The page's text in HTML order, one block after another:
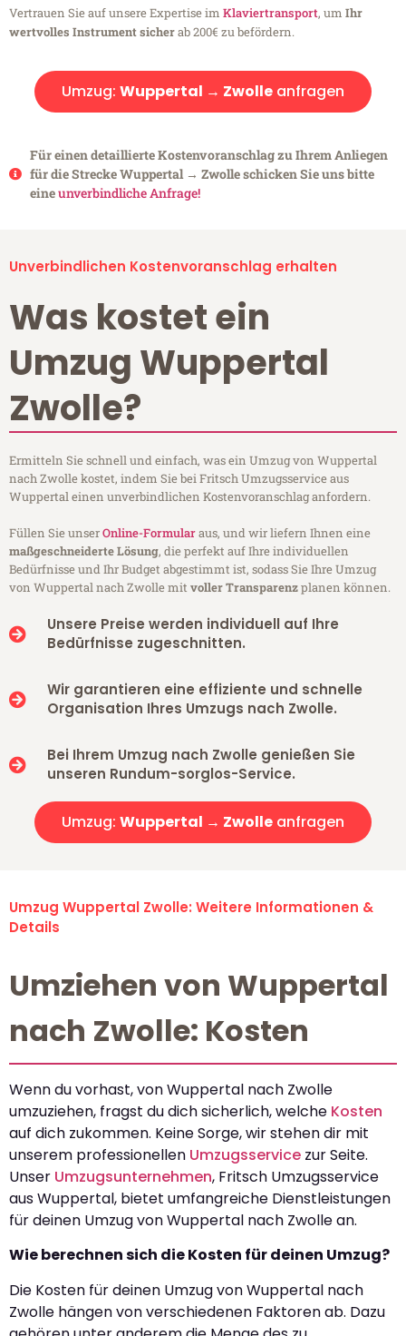
Vertrauen Sie auf unsere Expertise im Klaviertransport, um Ihr
wertvolles Instrument sicherab 200€ zu befördern.
Umzug: Wuppertal → Zwolle anfragen
Für einen detaillierte Kostenvoranschlag zu Ihrem Anliegen
für die Strecke Wuppertal → Zwolle schicken Sie uns bitte
eineunverbindliche Anfrage!
Unverbindlichen Kostenvoranschlag erhalten
Was kostet ein
Umzug Wuppertal
Zwolle?
Ermitteln Sie schnell und einfach, was ein Umzug von Wuppertal
nach Zwolle kostet, indem Sie bei Fritsch Umzugsservice aus
Wuppertal einen unverbindlichen Kostenvoranschlag anfordern.
Füllen Sie unserOnline-Formularaus, und wir liefern Ihnen eine
maßgeschneiderte Lösung, die perfekt auf Ihre individuellen
Bedürfnisse und Ihr Budget abgestimmt ist, sodass Sie Ihre Umzug
von Wuppertal nach Zwolle mitvoller Transparenzplanen können.
Unsere Preise werden individuell auf Ihre
Bedürfnisse zugeschnitten.
Wir garantieren eine effiziente und schnelle
Organisation Ihres Umzugs nach Zwolle.
Bei Ihrem Umzug nach Zwolle genießen Sie
unseren Rundum-sorglos-Service.
Umzug: Wuppertal → Zwolle anfragen
Umzug Wuppertal Zwolle: Weitere Informationen &
Details
Umziehen von Wuppertal
nach Zwolle: Kosten
Wenn du vorhast, von Wuppertal nach Zwolle
umzuziehen, fragst du dich sicherlich, welche Kosten
auf dich zukommen. Keine Sorge, wir stehen dir mit
unserem professionellen Umzugsservice zur Seite.
Unser Umzugsunternehmen, Fritsch Umzugsservice
aus Wuppertal, bietet umfangreiche Dienstleistungen
für deinen Umzug von Wuppertal nach Zwolle an.
Wie berechnen sich die Kosten für deinen Umzug?
Die Kosten für deinen Umzug von Wuppertal nach
Zwolle hängen von verschiedenen Faktoren ab. Dazu